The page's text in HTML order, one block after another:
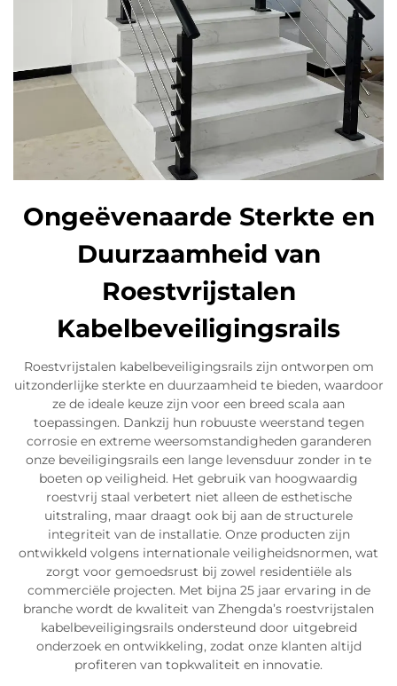
Ongeëvenaarde Sterkte en
Duurzaamheid van
Roestvrijstalen
Kabelbeveiligingsrails
Roestvrijstalen kabelbeveiligingsrails zijn ontworpen om
uitzonderlijke sterkte en duurzaamheid te bieden, waardoor
ze de ideale keuze zijn voor een breed scala aan
toepassingen. Dankzij hun robuuste weerstand tegen
corrosie en extreme weersomstandigheden garanderen
onze beveiligingsrails een lange levensduur zonder in te
boeten op veiligheid. Het gebruik van hoogwaardig
roestvrij staal verbetert niet alleen de esthetische
uitstraling, maar draagt ook bij aan de structurele
integriteit van de installatie. Onze producten zijn
ontwikkeld volgens internationale veiligheidsnormen, wat
zorgt voor gemoedsrust bij zowel residentiële als
commerciële projecten. Met bijna 25 jaar ervaring in de
branche wordt de kwaliteit van Zhengda’s roestvrijstalen
kabelbeveiligingsrails ondersteund door uitgebreid
onderzoek en ontwikkeling, zodat onze klanten altijd
profiteren van topkwaliteit en innovatie.